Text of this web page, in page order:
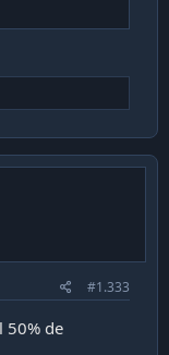
#1.333
50% de